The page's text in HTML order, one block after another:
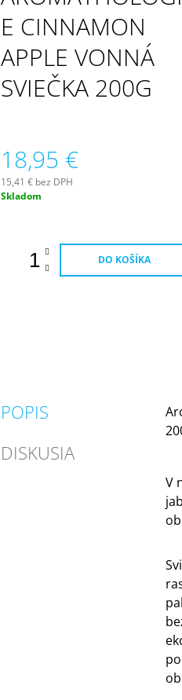
E CINNAMON
APPLE VONNÁ
SVIEČKA 200G
18,95 €
15,41 € bez DPH
Jednotková
Skladom
DO KOŠÍKA
POPIS
DISKUSIA
V
16,90 €